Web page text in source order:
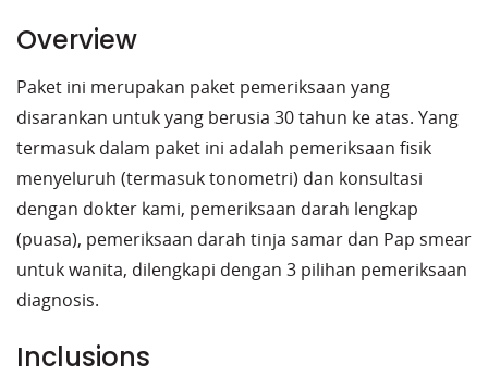
Overview
Paket ini merupakan paket pemeriksaan yang
disarankan untuk yang berusia 30 tahun ke atas. Yang
termasuk dalam paket ini adalah pemeriksaan fisik
menyeluruh (termasuk tonometri) dan konsultasi
dengan dokter kami, pemeriksaan darah lengkap
(puasa), pemeriksaan darah tinja samar dan Pap smear
untuk wanita, dilengkapi dengan 3 pilihan pemeriksaan
diagnosis.
Inclusions